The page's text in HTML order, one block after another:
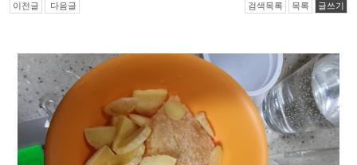
이전글 다음글 검색목록 목록 글쓰기